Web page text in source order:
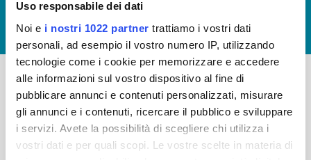
Uso responsabile dei dati
Noi e i nostri 1022 partner trattiamo i vostri dati
personali, ad esempio il vostro numero IP, utilizzando
tecnologie come i cookie per memorizzare e accedere
alle informazioni sul vostro dispositivo al fine di
pubblicare annunci e contenuti personalizzati, misurare
gli annunci e i contenuti, ricercare il pubblico e sviluppare
i servizi. Avete la possibilità di scegliere chi utilizza i
vostri dati e per quali scopi. Le vostre scelte in materia di
LAVORA CON NOI
Publiacqua S.p.A
Via Villamagna 90/c -
50126 Fi
-
FAQ
PRIVACY POLICY